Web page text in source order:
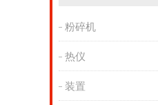
粉碎机
热仪
装置